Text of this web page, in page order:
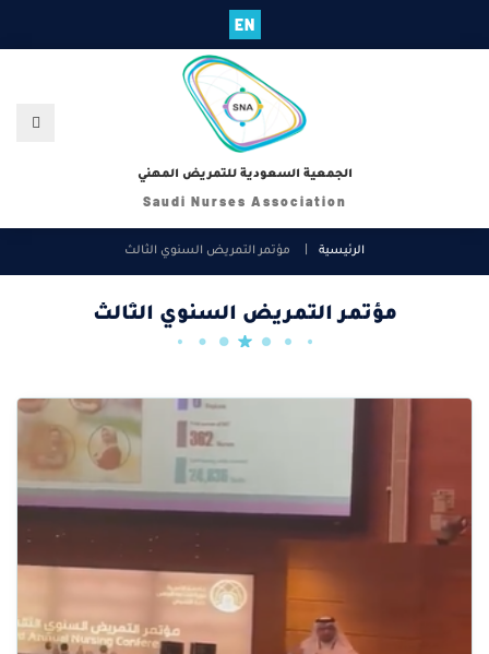
EN
الجمعية السعودية للتمريض المهني
Saudi Nurses Association
الرئيسية مؤتمر التمريض السنوي الثالث
مؤتمر التمريض السنوي الثالث